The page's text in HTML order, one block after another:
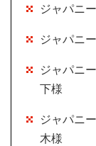
ジャパニ
ジャパニ
ジャパニ
下様
ジャパニ
木様